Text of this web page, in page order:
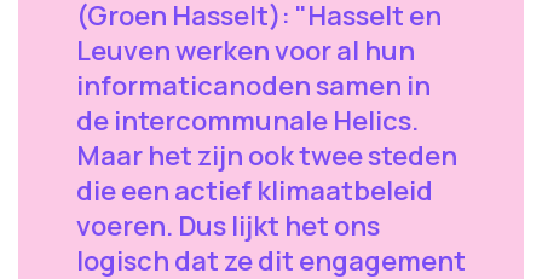
(Groen Hasselt): "Hasselt en
Leuven werken voor al hun
informaticanoden samen in
de intercommunale Helics.
Maar het zijn ook twee steden
die een actief klimaatbeleid
voeren. Dus lijkt het ons
logisch dat ze dit engagement